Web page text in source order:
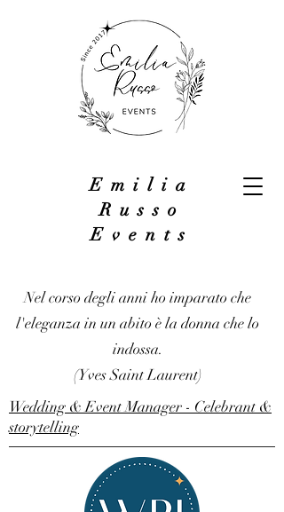
Emilia
Russo
Events
Nel corso degli anni ho imparato che
l'eleganza in un abito è la donna che lo
indossa.
(Yves Saint Laurent)
Wedding & Event Manager - Celebrant &
storytelling